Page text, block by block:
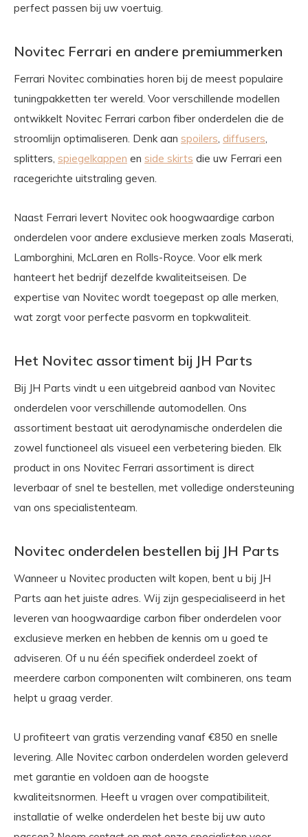
perfect passen bij uw voertuig.
Novitec Ferrari en andere premiummerken
Ferrari Novitec combinaties horen bij de meest populaire
tuningpakketten ter wereld. Voor verschillende modellen
ontwikkelt Novitec Ferrari carbon fiber onderdelen die de
stroomlijn optimaliseren. Denk aan spoilers diffusers
splitters, spiegelkappen en side skirts die uw Ferrari een
racegerichte uitstraling geven.
Naast Ferrari levert Novitec ook hoogwaardige carbon
onderdelen voor andere exclusieve merken zoals Maserati,
Lamborghini, McLaren en Rolls-Royce. Voor elk merk
hanteert het bedrijf dezelfde kwaliteitseisen. De
expertise van Novitec wordt toegepast op alle merken,
wat zorgt voor perfecte pasvorm en topkwaliteit.
Het Novitec assortiment bij JH Parts
Bij JH Parts vindt u een uitgebreid aanbod van Novitec
onderdelen voor verschillende automodellen. Ons
assortiment bestaat uit aerodynamische onderdelen die
zowel functioneel als visueel een verbetering bieden. Elk
product in ons Novitec Ferrari assortiment is direct
leverbaar of snel te bestellen, met volledige ondersteuning
van ons specialistenteam.
Novitec onderdelen bestellen bij JH Parts
Wanneer u Novitec producten wilt kopen, bent u bij JH
Parts aan het juiste adres. Wij zijn gespecialiseerd in het
leveren van hoogwaardige carbon fiber onderdelen voor
exclusieve merken en hebben de kennis om u goed te
adviseren. Of u nu één specifiek onderdeel zoekt of
meerdere carbon componenten wilt combineren, ons team
helpt u graag verder.
U profiteert van gratis verzending vanaf €850 en snelle
levering. Alle Novitec carbon onderdelen worden geleverd
met garantie en voldoen aan de hoogste
kwaliteitsnormen. Heeft u vragen over compatibiliteit,
installatie of welke onderdelen het beste bij uw auto